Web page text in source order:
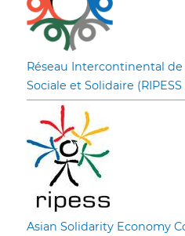
Réseau Intercontinental
Sociale et Solidaire
Asian Solidarity Economy